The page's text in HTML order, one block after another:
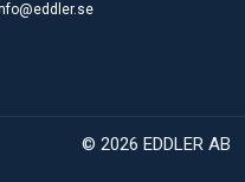
© 2026 EDDLER AB